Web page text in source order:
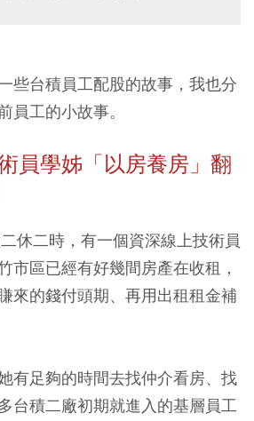
些台積員工配股的故事，我也分
員工的小故事。
員學姊「以房養房」翻
休二時， 有一個資深線上技術員
市區已經有好幾間房產在收租，
來的錢付頭期、再用出租租金補
有足夠的時間去找仲介看房、找
台積二廠初期就進入的基層員工